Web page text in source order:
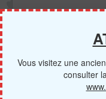
HACK PS TV
[Vita]
[Vita]
Vous visitez une
consulter